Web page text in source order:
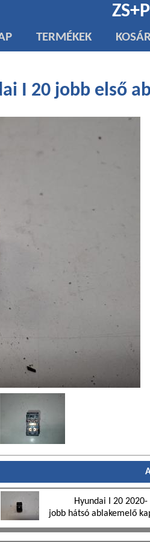
ZS+P
TERMÉKEK
I 20 jobb első
Hyundai I 20 2020-
jobb hátsó ablakemelő